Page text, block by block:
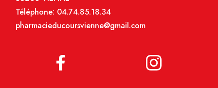
Téléphone: 04.74.85.18.34
pharmacieducoursvienne@gmail.com